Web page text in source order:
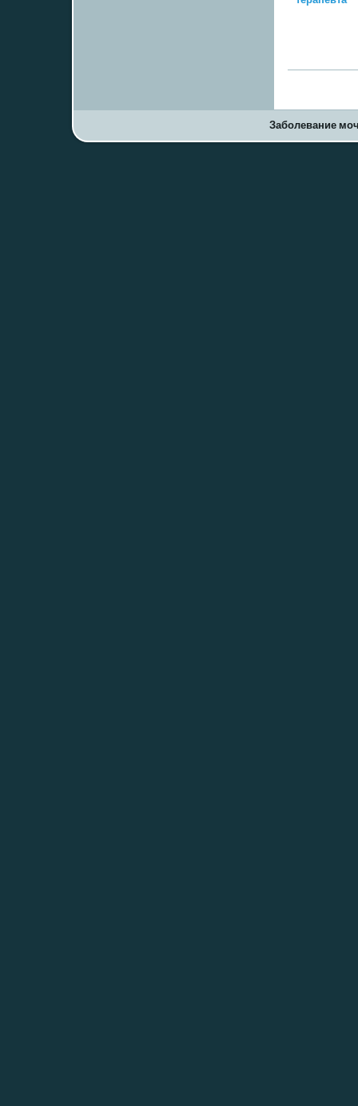
Заболевание